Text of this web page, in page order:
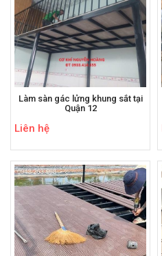
Làm sàn gác lửng khung sắt tại
Quận 12
Liên hệ